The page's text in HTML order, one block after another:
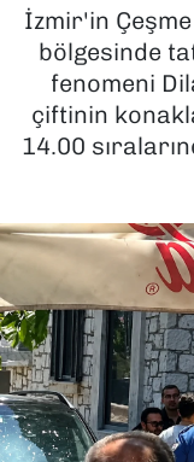
İzmir'in
bölgesinde
fenomeni
çiftinin
14.00
KÜLTÜR
MAGAZİN
POLİTİKA
SPOR
TEKNOLOJİ
YAŞAM
YEREL
Son Dakika
Haber Arşivi